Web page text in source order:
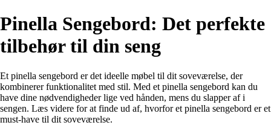
Pinella Sengebord: Det perfekte
tilbehør til din seng
Et pinella sengebord er det ideelle møbel til dit soveværelse, der
kombinerer funktionalitet med stil. Med et pinella sengebord kan du
have dine nødvendigheder lige ved hånden, mens du slapper af i
sengen. Læs videre for at finde ud af, hvorfor et pinella sengebord er et
must-have til dit soveværelse.